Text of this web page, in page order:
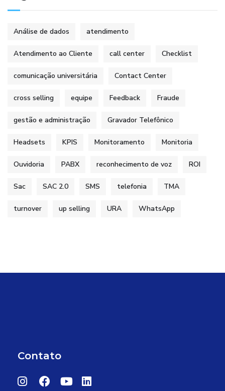
Análise de dados atendimento
Atendimento ao Cliente call center Checklist
comunicação universitária Contact Center
cross selling equipe Feedback Fraude
gestão e administração Gravador Telefônico
Headsets KPIS Monitoramento Monitoria
Ouvidoria PABX reconhecimento de voz ROI
Sac SAC 2.0 SMS telefonia TMA
turnover up selling URA WhatsApp
Contato